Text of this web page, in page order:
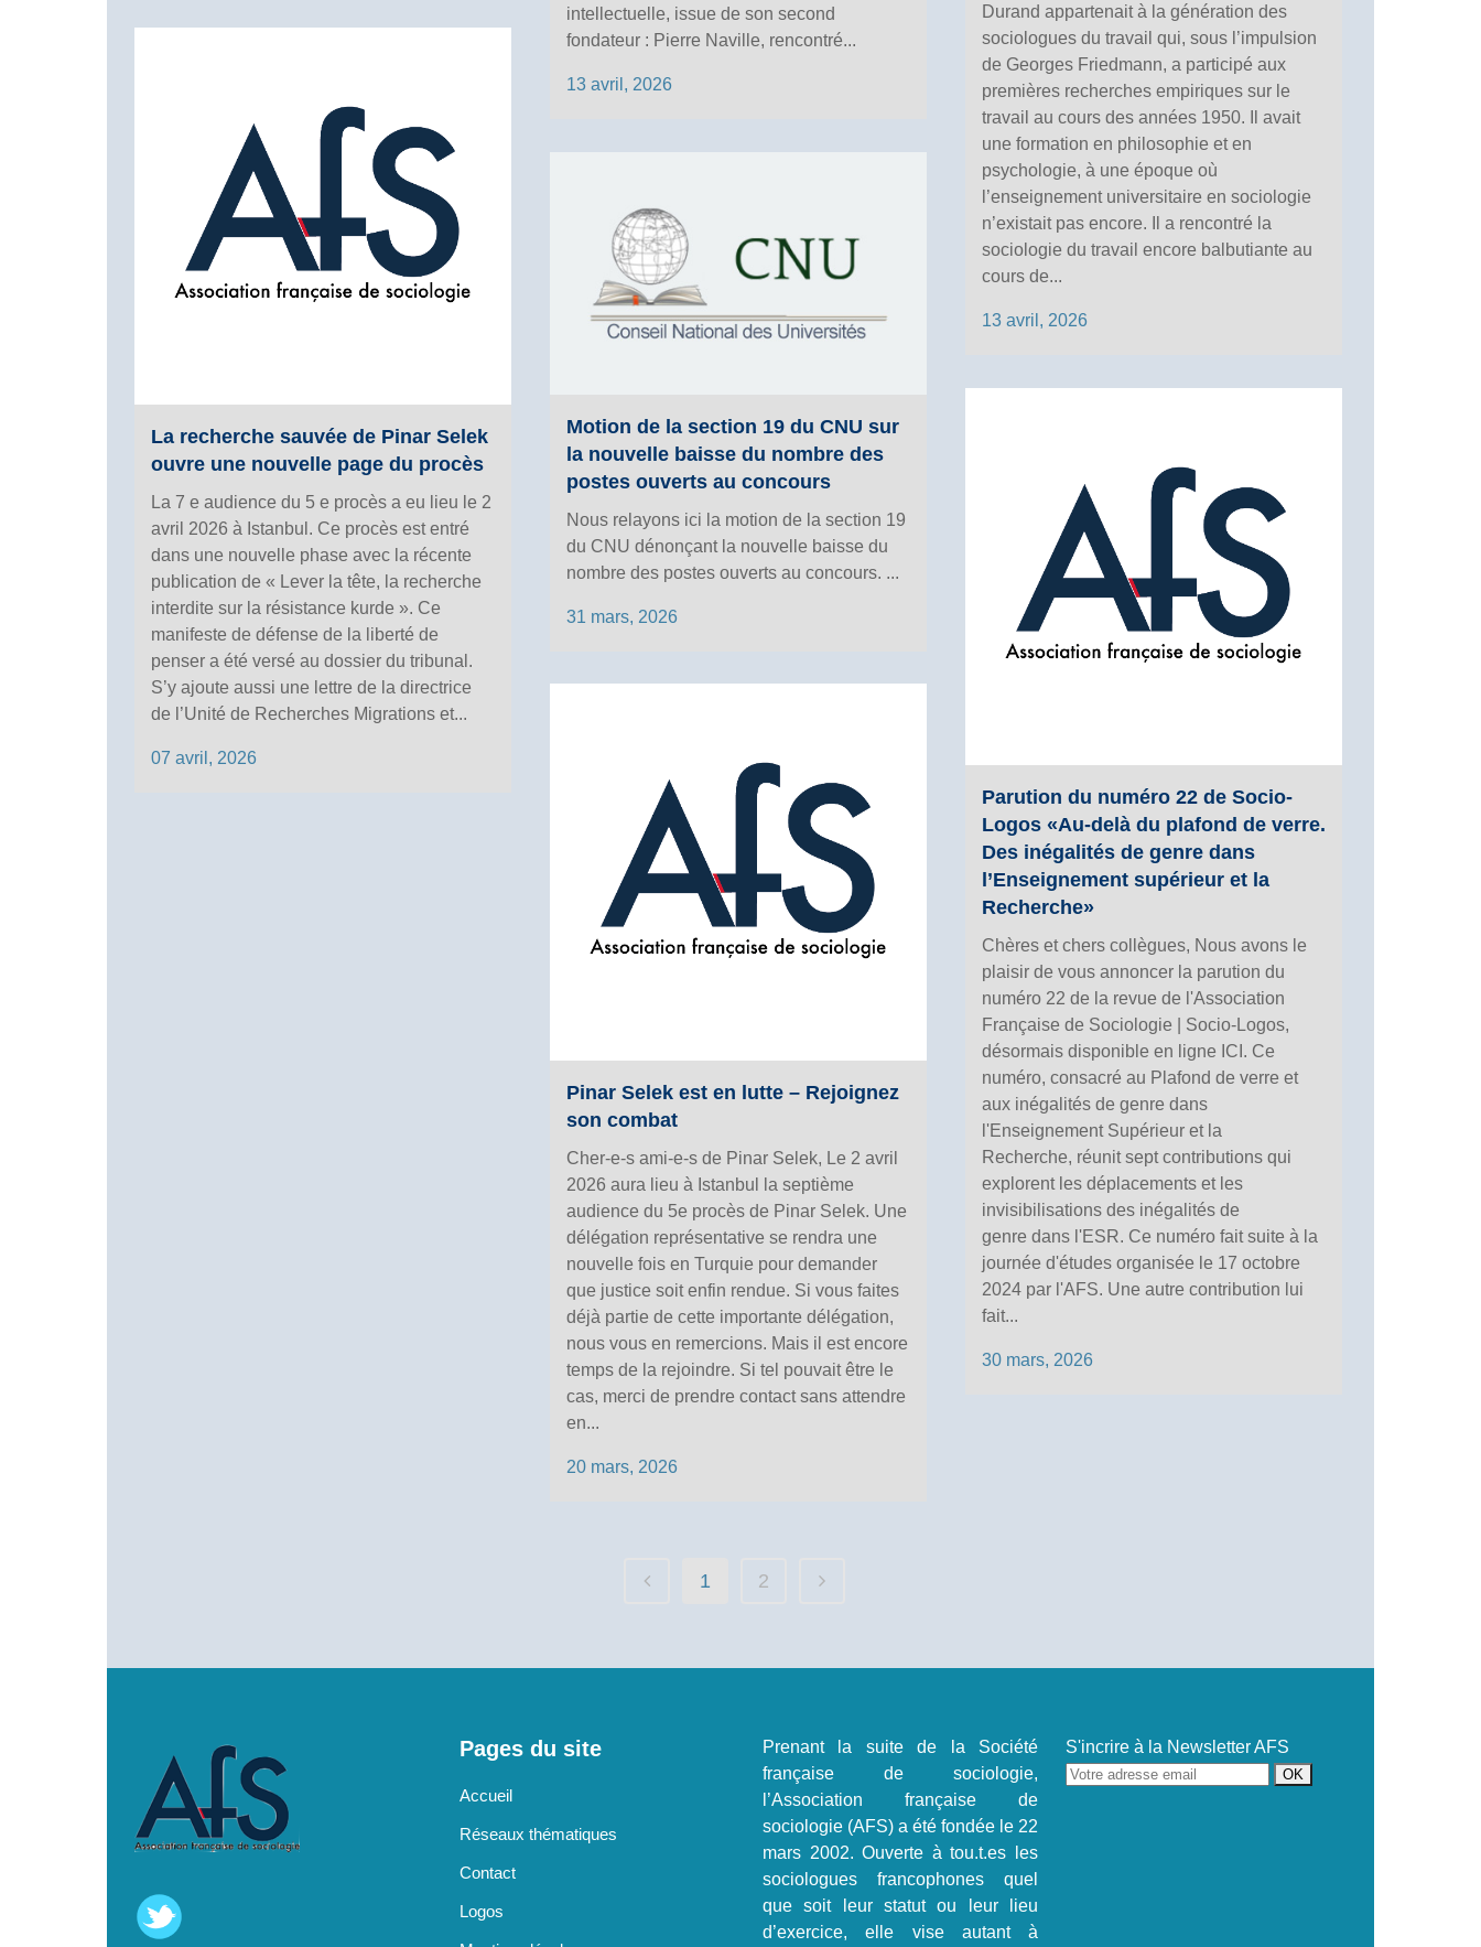
intellectuelle, issue de son second
fondateur : Pierre Naville, rencontré...
13 avril, 2026
Durand appartenait à la génération des
sociologues du travail qui, sous l’impulsion
de Georges Friedmann, a participé aux
premières recherches empiriques sur le
travail au cours des années 1950. Il avait
une formation en philosophie et en
psychologie, à une époque où
l’enseignement universitaire en sociologie
n’existait pas encore. Il a rencontré la
sociologie du travail encore balbutiante au
cours de...
13 avril, 2026
La recherche sauvée de Pinar Selek
ouvre une nouvelle page du procès
La 7 e audience du 5 e procès a eu lieu le 2
avril 2026 à Istanbul. Ce procès est entré
dans une nouvelle phase avec la récente
publication de « Lever la tête, la recherche
interdite sur la résistance kurde ». Ce
manifeste de défense de la liberté de
penser a été versé au dossier du tribunal.
S’y ajoute aussi une lettre de la directrice
de l’Unité de Recherches Migrations et...
07 avril, 2026
Motion de la section 19 du CNU sur
la nouvelle baisse du nombre des
postes ouverts au concours
Nous relayons ici la motion de la section 19
du CNU dénonçant la nouvelle baisse du
nombre des postes ouverts au concours. ...
31 mars, 2026
Parution du numéro 22 de Socio-
Logos «Au-delà du plafond de verre.
Des inégalités de genre dans
l’Enseignement supérieur et la
Recherche»
Chères et chers collègues, Nous avons le
plaisir de vous annoncer la parution du
numéro 22 de la revue de l'Association
Française de Sociologie | Socio-Logos,
désormais disponible en ligne ICI. Ce
numéro, consacré au Plafond de verre et
aux inégalités de genre dans
l'Enseignement Supérieur et la
Recherche, réunit sept contributions qui
explorent les déplacements et les
invisibilisations des inégalités de
genre dans l'ESR. Ce numéro fait suite à la
journée d'études organisée le 17 octobre
2024 par l'AFS. Une autre contribution lui
fait...
30 mars, 2026
Pinar Selek est en lutte – Rejoignez
son combat
Cher-e-s ami-e-s de Pinar Selek, Le 2 avril
2026 aura lieu à Istanbul la septième
audience du 5e procès de Pinar Selek. Une
délégation représentative se rendra une
nouvelle fois en Turquie pour demander
que justice soit enfin rendue. Si vous faites
déjà partie de cette importante délégation,
nous vous en remercions. Mais il est encore
temps de la rejoindre. Si tel pouvait être le
cas, merci de prendre contact sans attendre
en...
20 mars, 2026
1 2
Pages du site
Accueil
Réseaux thématiques
Contact
Logos
Prenant la suite de la Société
française de sociologie,
l’Association française de
sociologie (AFS) a été fondée le 22
mars 2002. Ouverte à tou.t.es les
sociologues francophones quel
que soit leur statut ou leur lieu
d’exercice, elle vise autant à
S'incrire à la Newsletter AFS